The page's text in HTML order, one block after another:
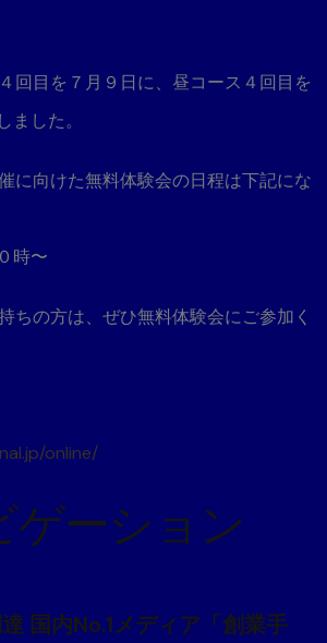
回目を７月９日に、昼コース４回目を
ました。
に向けた無料体験会の日程は下記にな
時〜
ちの方は、ぜひ無料体験会にご参加く
online/
ゲーション
国内No.1メディア「創業手